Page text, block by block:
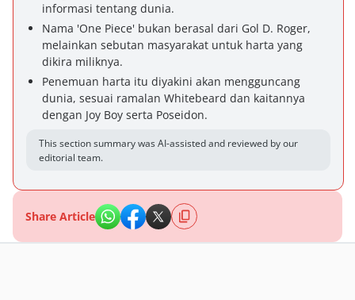
informasi tentang dunia.
Nama 'One Piece' bukan berasal dari Gol D. Roger,
melainkan sebutan masyarakat untuk harta yang
dikira miliknya.
Penemuan harta itu diyakini akan mengguncang
dunia, sesuai ramalan Whitebeard dan kaitannya
dengan Joy Boy serta Poseidon.
This section summary was AI-assisted and reviewed by our
editorial team.
Share Article